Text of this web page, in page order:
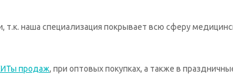
наша специализация покрывает всю сферу
продаж, при оптовых покупках, а также в